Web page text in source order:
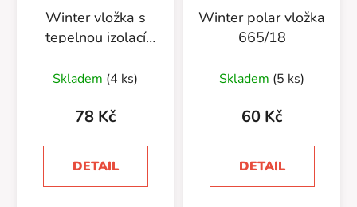
Winter vložka s
tepelnou izolací
Skladem (4 ks)
78 Kč
DETAIL
Winter polar vložka
665/18
Skladem (5 ks)
60 Kč
DETAIL